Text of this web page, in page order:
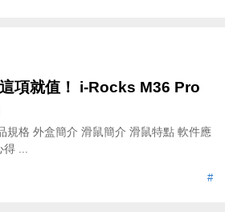
這項就值！ i-Rocks M36 Pro
規格 外盒簡介 滑鼠簡介 滑鼠特點 軟件應
...
#